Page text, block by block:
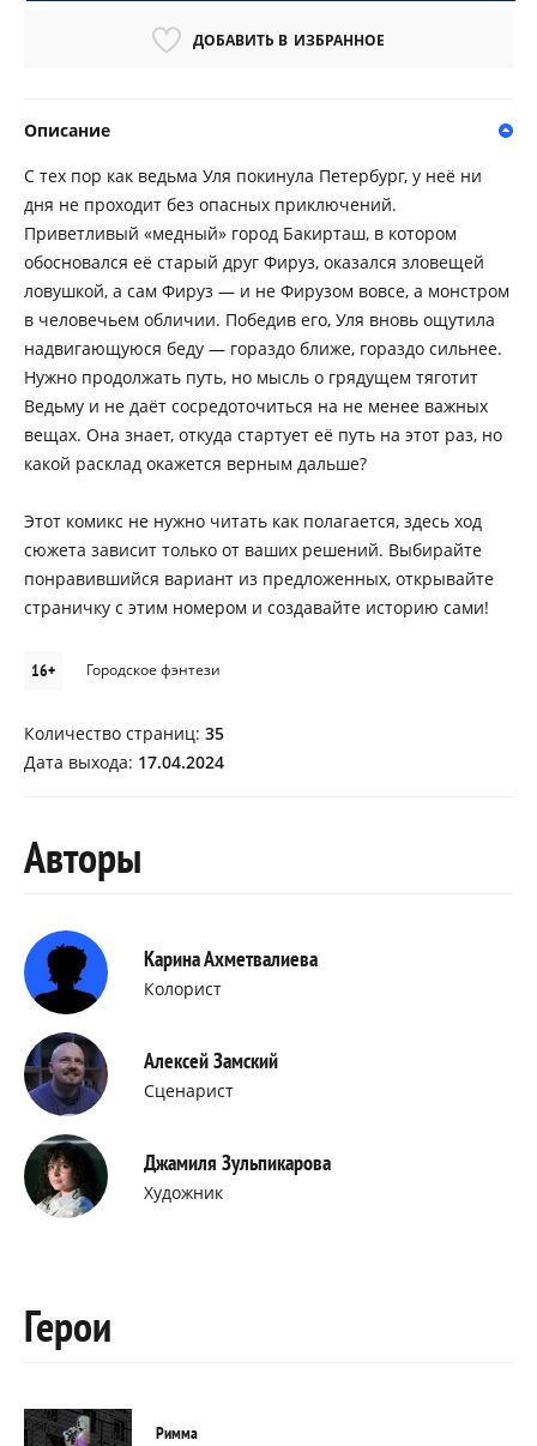
ДОБАВИТЬ В ИЗБРАННОЕ
Описание
С тех пор как ведьма Уля покинула Петербург, у неё ни
дня не проходит без опасных приключений.
Приветливый «медный» город Бакирташ, в котором
обосновался её старый друг Фируз, оказался зловещей
ловушкой, а сам Фируз — и не Фирузом вовсе, а монстром
в человечьем обличии. Победив его, Уля вновь ощутила
надвигающуюся беду — гораздо ближе, гораздо сильнее.
Нужно продолжать путь, но мысль о грядущем тяготит
Ведьму и не даёт сосредоточиться на не менее важных
вещах. Она знает, откуда стартует её путь на этот раз, но
какой расклад окажется верным дальше?
Этот комикс не нужно читать как полагается, здесь ход
сюжета зависит только от ваших решений. Выбирайте
понравившийся вариант из предложенных, открывайте
страничку с этим номером и создавайте историю сами!
16+ Городское фэнтези
Количество страниц: 35
Дата выхода: 17.04.2024
Авторы
Карина Ахметвалиева
Колорист
Алексей Замский
Сценарист
Джамиля Зульпикарова
Художник
Герои
Римма